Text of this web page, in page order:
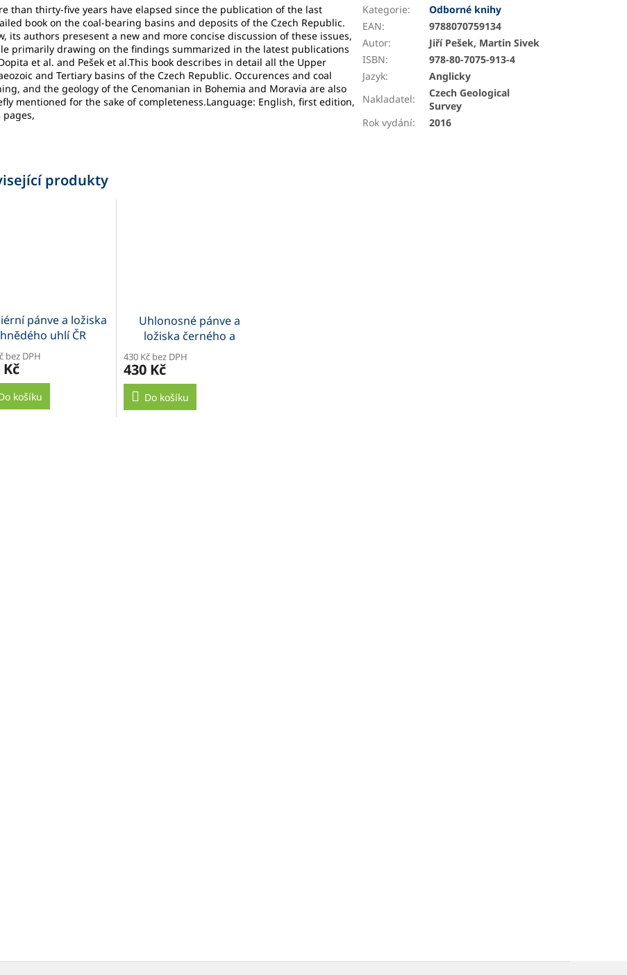
produkty
pánve a ložiska
hnědého uhlí ČR
bez DPH
Kč
košíku
Uhlonosné pánve a
ložiska černého a
hnědého uhlí ČR
430 Kč bez DPH
430 Kč
Do košíku
than thirty-five years have elapsed since the publication of the last
book on the coal-bearing basins and deposits of the Czech Republic.
its authors presesent a new and more concise discussion of these issues,
primarily drawing on the findings summarized in the latest publications
et al. and Pešek et al.This book describes in detail all the Upper
and Tertiary basins of the Czech Republic. Occurences and coal
and the geology of the Cenomanian in Bohemia and Moravia are also
mentioned for the sake of completeness.Language: English, first edition,
pages,
Kategorie:
Odborné knihy
EAN:
9788070759134
Autor:
Jiří Pešek, Martin Sivek
ISBN:
978-80-7075-913-4
Jazyk:
Anglicky
Nakladatel:
Czech Geological
Survey
Rok vydání: 2016